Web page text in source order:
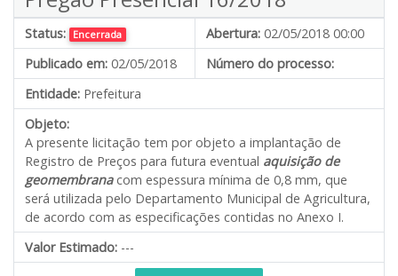
Status: Encerrada Abertura: 02/05/2018 00:00
Publicado em: 02/05/2018
Número do processo:
Entidade: Prefeitura
Objeto:
A presente licitação tem por objeto a implantação de
Registro de Preços para futura eventual aquisição de
geomembrana com espessura mínima de 0,8 mm, que
será utilizada pelo Departamento Municipal de Agricultura,
de acordo com as especificações contidas no Anexo I.
Valor Estimado: ---